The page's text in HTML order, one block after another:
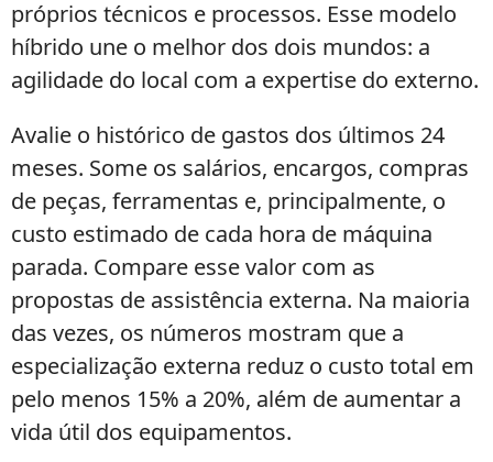
próprios técnicos e processos. Esse modelo
híbrido une o melhor dos dois mundos: a
agilidade do local com a expertise do externo.
Avalie o histórico de gastos dos últimos 24
meses. Some os salários, encargos, compras
de peças, ferramentas e, principalmente, o
custo estimado de cada hora de máquina
parada. Compare esse valor com as
propostas de assistência externa. Na maioria
das vezes, os números mostram que a
especialização externa reduz o custo total em
pelo menos 15% a 20%, além de aumentar a
vida útil dos equipamentos.